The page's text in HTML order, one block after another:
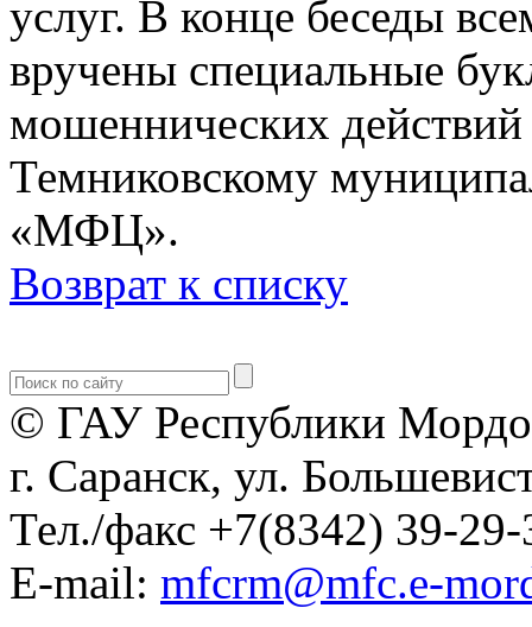
услуг. В конце беседы
вручены специальные
мошеннических
Темниковскому
«МФЦ».
Возврат к списку
© ГАУ Республики
г. Саранск, ул.
Тел./факс +7(8342) 39-29-
E-mail: mfcrm@mfc.e-